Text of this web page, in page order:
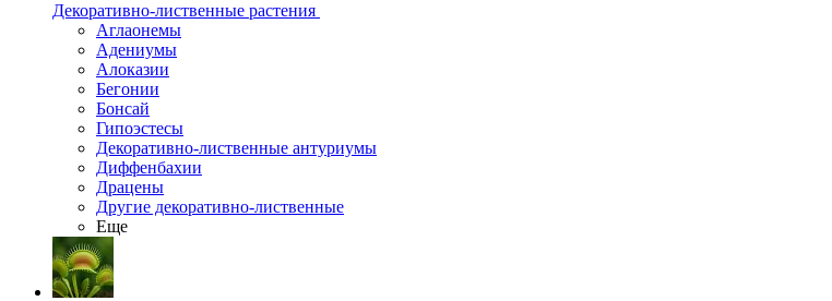
Декоративно-лиственные растения
Аглаонемы
Адениумы
Алоказии
Бегонии
Бонсай
Гипоэстесы
Декоративно-лиственные антуриумы
Диффенбахии
Драцены
Другие декоративно-лиственные
Еще